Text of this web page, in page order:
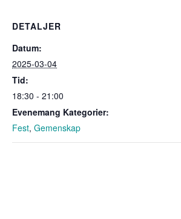
DETALJER
Datum:
2025-03-04
Tid:
18:30 - 21:00
Evenemang Kategorier:
Fest, Gemenskap